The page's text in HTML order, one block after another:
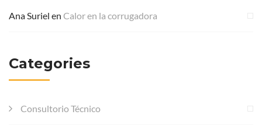
Ana Suriel en Calor en la corrugadora
Categories
Consultorio Técnico